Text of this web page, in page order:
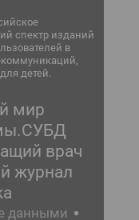
спектр изданий
в
детей.
мир
врач
журнал
данными